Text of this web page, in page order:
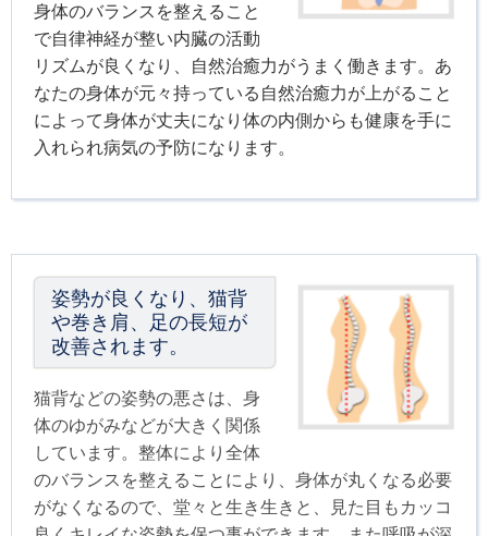
身体のバランスを整えること
で自律神経が整い内臓の活動
リズムが良くなり、自然治癒力がうまく働きます。あ
なたの身体が元々持っている自然治癒力が上がること
によって身体が丈夫になり体の内側からも健康を手に
入れられ病気の予防になります。
姿勢が良くなり、猫背
や巻き肩、足の長短が
改善されます。
猫背などの姿勢の悪さは、身
体のゆがみなどが大きく関係
しています。整体により全体
のバランスを整えることにより、身体が丸くなる必要
がなくなるので、堂々と生き生きと、見た目もカッコ